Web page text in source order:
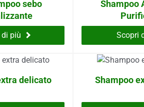
sebo
più
Shampoo
Scopri
delicato Shampoo